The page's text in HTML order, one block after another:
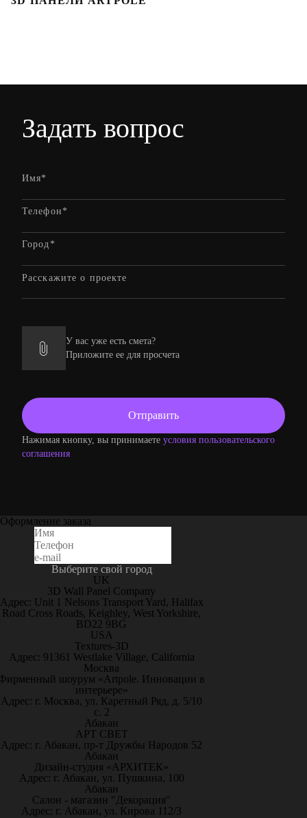
Задать вопрос
У вас уже есть смета?
Приложите ее для просчета
Нажимая кнопку, вы принимаете условия пользовательского
соглашения
Оформление заказа
Выберите свой город
UK
3D Wall Panel Company
Адрес: Unit 1 Nelsons Transport Yard, Halifax
Road Cross Roads, Keighley, West Yorkshire,
BD22 9BG
USA
Textures-3D
Адрес: 91361 Westlake Village, California
Москва
шоурум «Artpole. Инновации в
интерьере»
Адрес: г. Москва, ул. Каретный Ряд, д. 5/10
с. 2
Абакан
АРТ СВЕТ
Адрес: г. Абакан, пр-т Дружбы Народов 52
Абакан
Дизайн-студия «АРХИТЕК»
Адрес: г. Абакан, ул. Пушкина, 100
Абакан
Салон - магазин "Декорация"
Адрес: г. Абакан, ул. Кирова 112/3